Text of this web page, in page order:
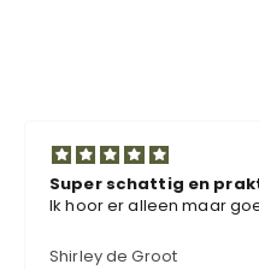
Super schattig en
Ik hoor er alleen maar
functioneel.
Shirley de Groot